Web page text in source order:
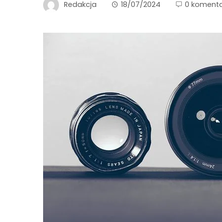
Redakcja 18/07/2024 0